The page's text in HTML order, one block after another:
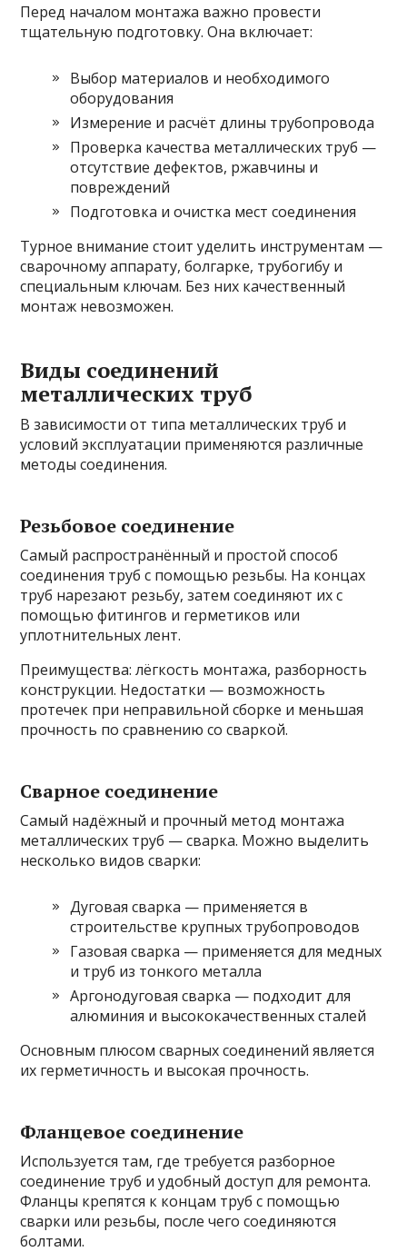
Перед началом монтажа важно провести
тщательную подготовку. Она включает:
Выбор материалов и необходимого
оборудования
Измерение и расчёт длины трубопровода
Проверка качества металлических труб —
отсутствие дефектов, ржавчины и
повреждений
Подготовка и очистка мест соединения
Турное внимание стоит уделить инструментам —
сварочному аппарату, болгарке, трубогибу и
специальным ключам. Без них качественный
монтаж невозможен.
Виды соединений
металлических труб
В зависимости от типа металлических труб и
условий эксплуатации применяются различные
методы соединения.
Резьбовое соединение
Самый распространённый и простой способ
соединения труб с помощью резьбы. На концах
труб нарезают резьбу, затем соединяют их с
помощью фитингов и герметиков или
уплотнительных лент.
Преимущества: лёгкость монтажа, разборность
конструкции. Недостатки — возможность
протечек при неправильной сборке и меньшая
прочность по сравнению со сваркой.
Сварное соединение
Самый надёжный и прочный метод монтажа
металлических труб — сварка. Можно выделить
несколько видов сварки:
Дуговая сварка — применяется в
строительстве крупных трубопроводов
Газовая сварка — применяется для медных
и труб из тонкого металла
Аргонодуговая сварка — подходит для
алюминия и высококачественных сталей
Основным плюсом сварных соединений является
их герметичность и высокая прочность.
Фланцевое соединение
Используется там, где требуется разборное
соединение труб и удобный доступ для ремонта.
Фланцы крепятся к концам труб с помощью
сварки или резьбы, после чего соединяются
болтами.